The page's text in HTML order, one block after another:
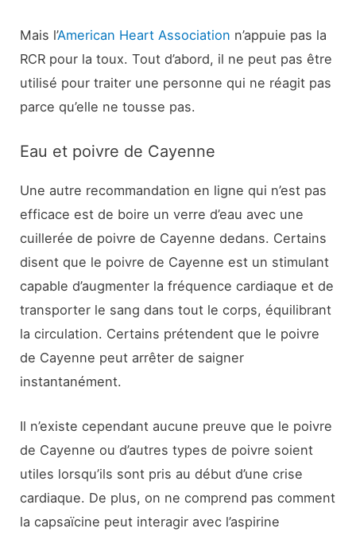
Mais l’American Heart Association n’appuie pas la
RCR pour la toux. Tout d’abord, il ne peut pas être
utilisé pour traiter une personne qui ne réagit pas
parce qu’elle ne tousse pas.
Eau et poivre de Cayenne
Une autre recommandation en ligne qui n’est pas
efficace est de boire un verre d’eau avec une
cuillerée de poivre de Cayenne dedans. Certains
disent que le poivre de Cayenne est un stimulant
capable d’augmenter la fréquence cardiaque et de
transporter le sang dans tout le corps, équilibrant
la circulation. Certains prétendent que le poivre
de Cayenne peut arrêter de saigner
instantanément.
Il n’existe cependant aucune preuve que le poivre
de Cayenne ou d’autres types de poivre soient
utiles lorsqu’ils sont pris au début d’une crise
cardiaque. De plus, on ne comprend pas comment
la capsaïcine peut interagir avec l’aspirine